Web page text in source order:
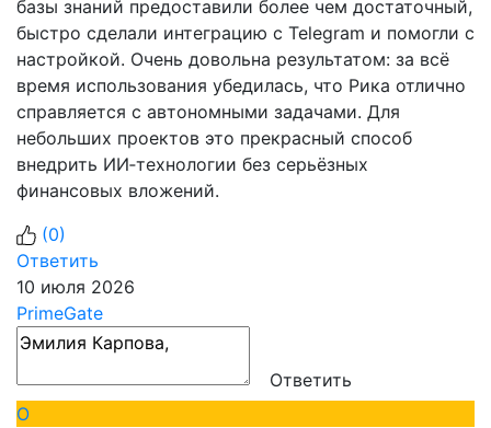
базы знаний предоставили более чем достаточный,
быстро сделали интеграцию с Telegram и помогли с
настройкой. Очень довольна результатом: за всё
время использования убедилась, что Рика отлично
справляется с автономными задачами. Для
небольших проектов это прекрасный способ
внедрить ИИ‑технологии без серьёзных
финансовых вложений.
(0)
Ответить
10 июля 2026
PrimeGate
Ответить
О